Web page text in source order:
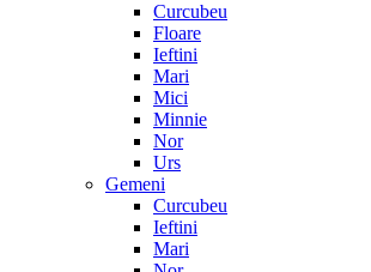
Curcubeu
Floare
Ieftini
Mari
Mici
Minnie
Nor
Urs
Gemeni
Curcubeu
Ieftini
Mari